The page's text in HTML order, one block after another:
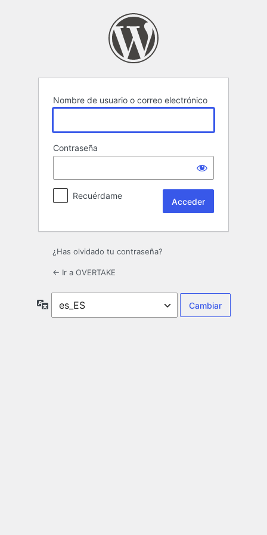
Nombre de usuario o correo electrónico
Contraseña
Recuérdame
¿Has olvidado tu contraseña?
← Ir a OVERTAKE
Idioma